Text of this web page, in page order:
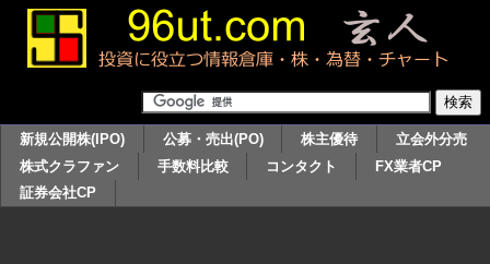
新規公開株(IPO) 公募・売出(PO) 株主優待
立会外分売
株式クラファン
手数料比較 コンタクト
FX業者CP
証券会社CP